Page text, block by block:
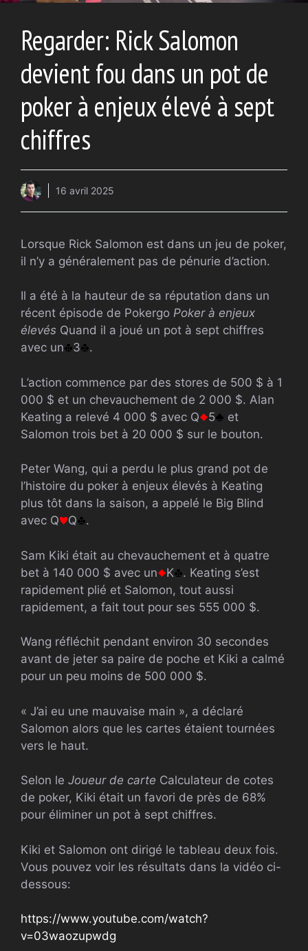
Regarder: Rick Salomon
devient fou dans un pot de
poker à enjeux élevé à sept
chiffres
16 avril 2025
Lorsque Rick Salomon est dans un jeu de poker,
il n’y a généralement pas de pénurie d’action.
Il a été à la hauteur de sa réputation dans un
récent épisode de Pokergo Poker à enjeux
élevés Quand il a joué un pot à sept chiffres
avec un
3 .
L’action commence par des stores de 500 $ à 1
000 $ et un chevauchement de 2 000 $. Alan
Keating a relevé 4 000 $ avec Q
5
et
Salomon trois bet à 20 000 $ sur le bouton.
Peter Wang, qui a perdu le plus grand pot de
l’histoire du poker à enjeux élevés à Keating
plus tôt dans la saison, a appelé le Big Blind
avec Q
Q .
Sam Kiki était au chevauchement et à quatre
bet à 140 000 $ avec un
K
. Keating s’est
rapidement plié et Salomon, tout aussi
rapidement, a fait tout pour ses 555 000 $.
Wang réfléchit pendant environ 30 secondes
avant de jeter sa paire de poche et Kiki a calmé
pour un peu moins de 500 000 $.
« J’ai eu une mauvaise main », a déclaré
Salomon alors que les cartes étaient tournées
vers le haut.
Selon le Joueur de carte Calculateur de cotes
de poker, Kiki était un favori de près de 68%
pour éliminer un pot à sept chiffres.
Kiki et Salomon ont dirigé le tableau deux fois.
Vous pouvez voir les résultats dans la vidéo ci-
dessous:
https://www.youtube.com/watch?
v=03waozupwdg